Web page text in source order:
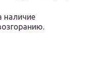
наличие